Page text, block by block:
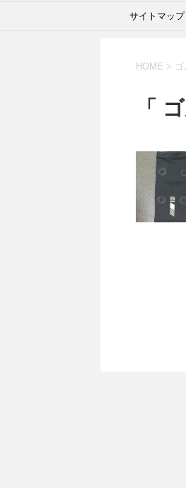
サイトマップ
HOME >
「